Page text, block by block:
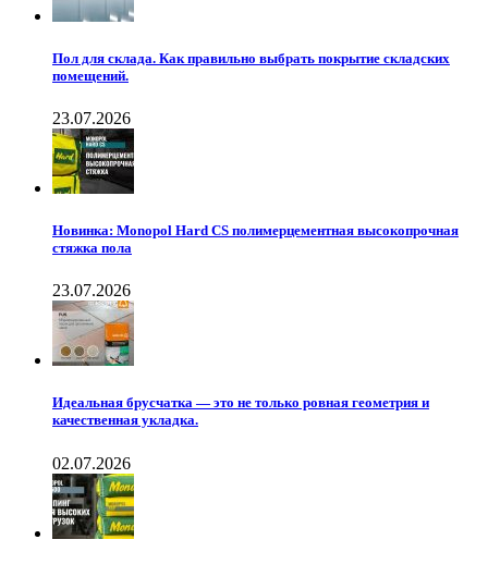
Пол для склада. Как правильно выбрать покрытие складских
помещений.
23.07.2026
Новинка: Monopol Hard CS полимерцементная высокопрочная
стяжка пола
23.07.2026
Идеальная брусчатка — это не только ровная геометрия и
качественная укладка.
02.07.2026